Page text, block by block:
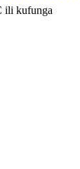
ili kufunga